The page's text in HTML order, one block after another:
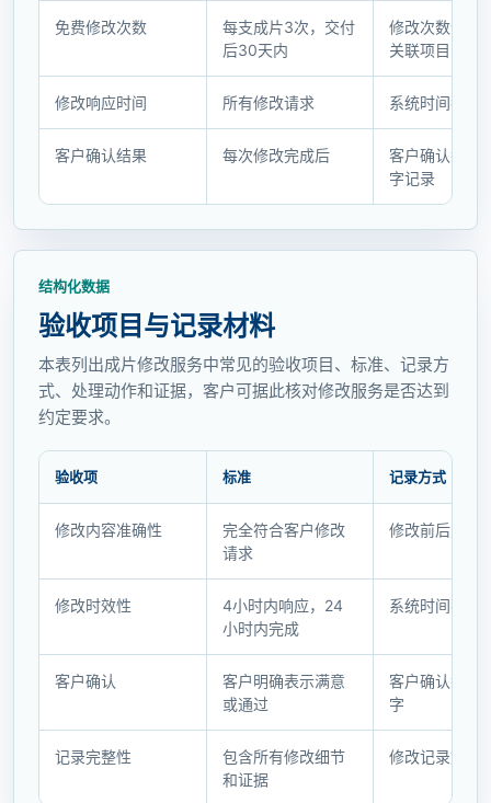
免费修改次数
每支成片3次，交付
后30天内
修改次数计数
关联项目
修改响应时间 所有修改请求 系统时间戳记
客户确认结果 每次修改完成后
客户确认截图
字记录
结构化数据
验收项目与记录材料
本表列出成片修改服务中常见的验收项目、标准、记录方
式、处理动作和证据，客户可据此核对修改服务是否达到
约定要求。
料
验收项 标准 记录方式
修改内容准确性
完全符合客户修改
请求
修改前后对比
修改时效性
4小时内响应，24
小时内完成
系统时间戳
客户确认
客户明确表示满意
或通过
客户确认截图
字
记录完整性
包含所有修改细节
和证据
修改记录文档